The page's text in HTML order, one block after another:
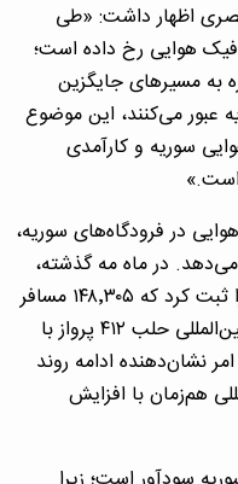
اظهار داشت: «طی
هوایی رخ داده است؛
به مسیرهای جایگزین
عبور می‌کنند، این موضوع
سوریه و کارآمدی
است.»
در فرودگاه‌های سوریه،
در ماه مه گذشته،
فرودگاه بین‌المللی دمشق ۱٬۵۳۲ پرواز را ثبت کرد که ۱۴۸٬۳۰۵ مسافر
را جابه‌جا کردند؛ در حالی که فرودگاه بین‌المللی حلب ۴۱۲ پرواز با
این امر نشان‌دهنده ادامه روند
هم‌زمان با افزایش